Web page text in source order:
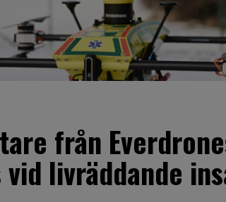
från
vid livräddande